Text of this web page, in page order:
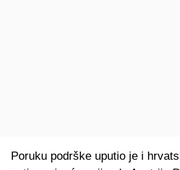
Poruku podrške uputio je i